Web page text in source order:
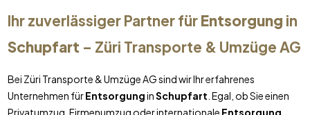
Ihr zuverlässiger Partner fürEntsorgung in
Schupfart – Züri Transporte & Umzüge AG
Bei Züri Transporte & Umzüge AG sind wir Ihr erfahrenes
Unternehmen fürEntsorgunginSchupfart . Egal, ob Sie einen
Privatumzug, Firmenumzug oder internationale Entsorgung